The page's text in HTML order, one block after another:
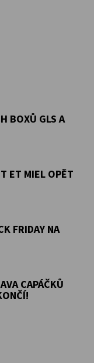
BOXŮ GLS A
ET MIEL OPĚT
FRIDAY NA
CAPÁČKŮ